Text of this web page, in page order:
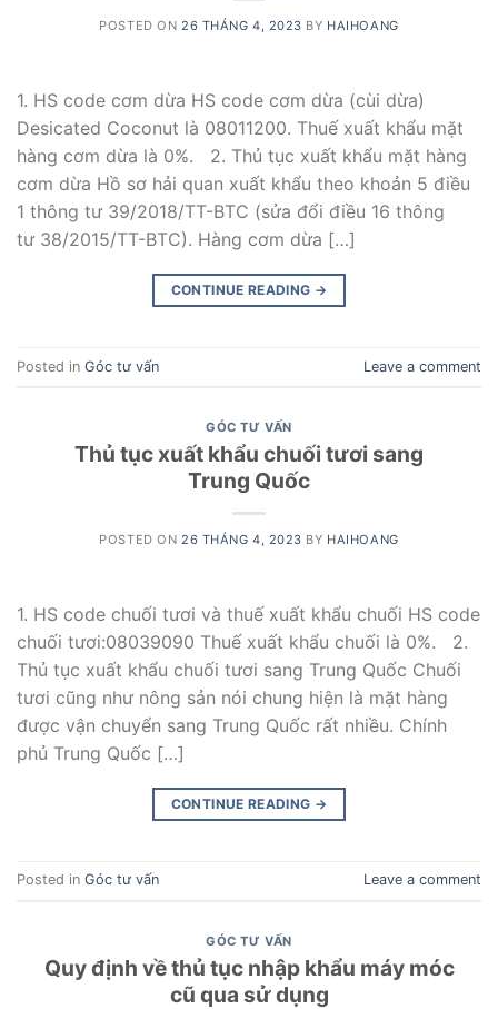
POSTED ON 26 THÁNG 4, 2023 BY HAIHOANG
1. HS code cơm dừa HS code cơm dừa (cùi dừa)
Desicated Coconut là 08011200. Thuế xuất khẩu mặt
hàng cơm dừa là 0%. 2. Thủ tục xuất khẩu mặt hàng
cơm dừa Hồ sơ hải quan xuất khẩu theo khoản 5 điều
1 thông tư 39/2018/TT-BTC (sửa đổi điều 16 thông
tư 38/2015/TT-BTC). Hàng cơm dừa […]
CONTINUE READING →
Posted in Góc tư vấn Leave a comment
GÓC TƯ VẤN
Thủ tục xuất khẩu chuối tươi sang
Trung Quốc
POSTED ON 26 THÁNG 4, 2023 BY HAIHOANG
1. HS code chuối tươi và thuế xuất khẩu chuối HS code
chuối tươi:08039090 Thuế xuất khẩu chuối là 0%. 2.
Thủ tục xuất khẩu chuối tươi sang Trung Quốc Chuối
tươi cũng như nông sản nói chung hiện là mặt hàng
được vận chuyển sang Trung Quốc rất nhiều. Chính
phủ Trung Quốc […]
CONTINUE READING →
Posted in Góc tư vấn Leave a comment
GÓC TƯ VẤN
Quy định về thủ tục nhập khẩu máy móc
cũ qua sử dụng